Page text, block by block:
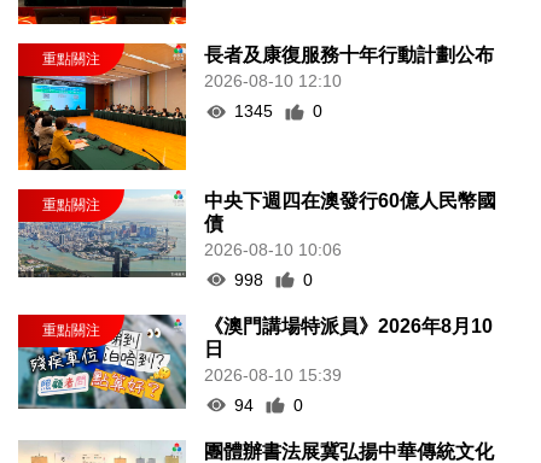
長者及康復服務十年行動計劃公布
2026-08-10 12:10
1345
0
中央下週四在澳發行60億人民幣國
債
2026-08-10 10:06
998
0
《澳門講場特派員》2026年8月10
日
2026-08-10 15:39
94
0
團體辦書法展冀弘揚中華傳統文化